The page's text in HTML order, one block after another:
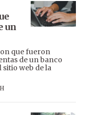
un
que fueron
de un banco
sitio web de la